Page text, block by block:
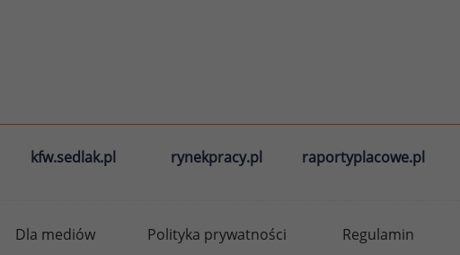
kfw.sedlak.pl rynekpracy.pl raportyplacowe.pl
Dla mediów Polityka prywatności Regulamin